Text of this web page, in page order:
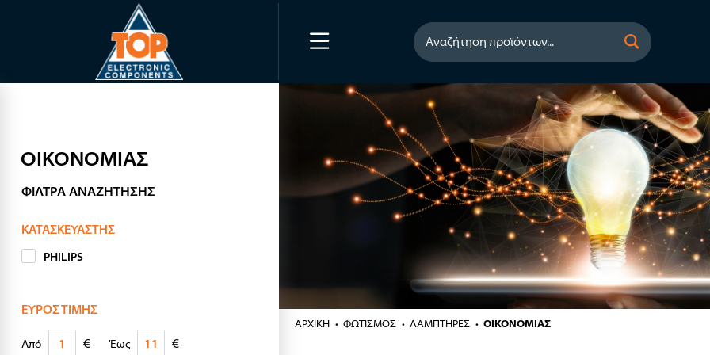
Αναζήτηση προϊόντων...
ΑΡΧΙΚΉ ΦΩΤΙΣΜΟΣ ΛΑΜΠΤΗΡΕΣ ΟΙΚΟΝΟΜΙΑΣ
ΟΙΚΟΝΟΜΙΑΣ
ΦΊΛΤΡΑ ΑΝΑΖΉΤΗΣΗΣ
ΚΑΤΑΣΚΕΥΑΣΤΉΣ
PHILIPS
ΕΎΡΟΣ ΤΙΜΉΣ
Από € Έως €